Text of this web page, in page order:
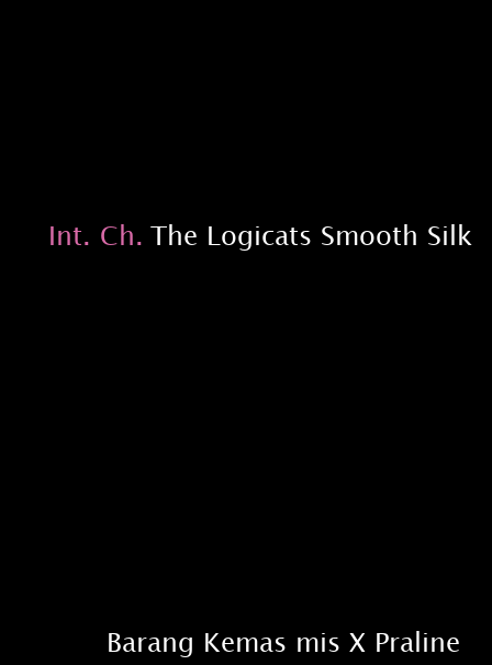
Int. Ch. The Logicats Smooth Silk
Barang Kemas mis X Praline